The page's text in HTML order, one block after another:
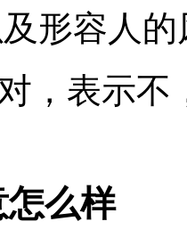
形容人
，表示
么样